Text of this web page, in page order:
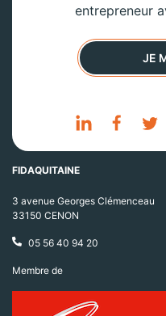
entrepreneur
JE
FIDAQUITAINE
3 avenue Georges Clémenceau
33150 CENON
05 56 40 94 20
Membre de